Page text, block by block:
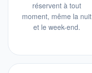
réservent à tout
moment, même la nuit
et le week-end.